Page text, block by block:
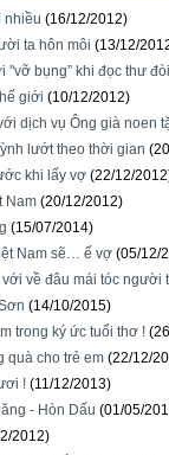
nhiều (16/12/2012)
ta hôn môi (13/12/
"vỡ bụng” khi đọc thư
giới (10/12/2012)
dịch vụ Ông già noen
lướt theo thời gian
khi lấy vợ (22/12/
Nam (20/12/2012)
(15/07/2014)
Nam sẽ… ế vợ (05/12/
về đâu mái tóc người
(14/10/2015)
trong ký ức tuổi thơ !
quà cho trẻ em (22/12/
! (11/12/2013)
- Hòn Dấu (01/05/
2012)